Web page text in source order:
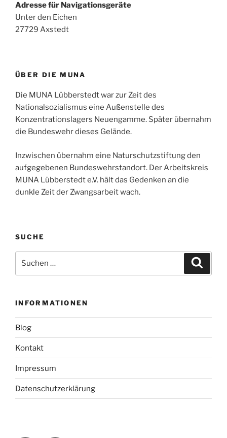
Adresse für Navigationsgeräte
Unter den Eichen
27729 Axstedt
ÜBER DIE MUNA
Die MUNA Lübberstedt war zur Zeit des
Nationalsozialismus eine Außenstelle des
Konzentrationslagers Neuengamme. Später übernahm
die Bundeswehr dieses Gelände.
Inzwischen übernahm eine Naturschutzstiftung den
aufgegebenen Bundeswehrstandort. Der Arbeitskreis
MUNA Lübberstedt e.V. hält das Gedenken an die
dunkle Zeit der Zwangsarbeit wach.
SUCHE
nach:
INFORMATIONEN
Blog
Kontakt
Impressum
Datenschutzerklärung